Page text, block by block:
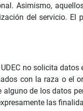
Asimismo,
del servicio. El
no solicita
con la raza o el
alguno de los datos
las